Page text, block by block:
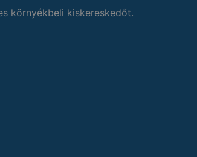
környékbeli kiskereskedőt.